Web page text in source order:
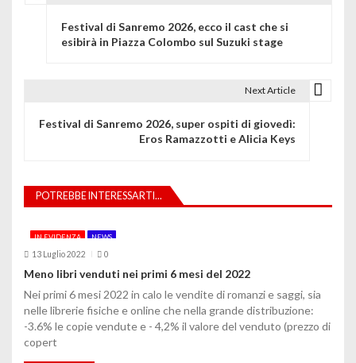
i
o
n
e
a
r
Festival di Sanremo 2026, ecco il cast che si
esibirà in Piazza Colombo sul Suzuki stage
Next Article
Festival di Sanremo 2026, super ospiti di giovedì:
Eros Ramazzotti e Alicia Keys
POTREBBE INTERESSARTI...
IN EVIDENZA NEWS
13 Luglio 2022 0
Meno libri venduti nei primi 6 mesi del 2022
Nei primi 6 mesi 2022 in calo le vendite di romanzi e saggi, sia
nelle librerie fisiche e online che nella grande distribuzione:
-3.6% le copie vendute e - 4,2% il valore del venduto (prezzo di
copert